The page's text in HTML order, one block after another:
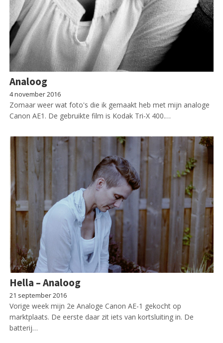
Analoog
4 november 2016
Zomaar weer wat foto's die ik gemaakt heb met mijn analoge
Canon AE1. De gebruikte film is Kodak Tri-X 400.…
Hella – Analoog
21 september 2016
Vorige week mijn 2e Analoge Canon AE-1 gekocht op
marktplaats. De eerste daar zit iets van kortsluiting in. De
batterij…